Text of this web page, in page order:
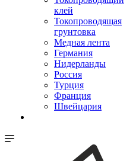
клей
Токопроводящая
грунтовка
Медная лента
Германия
Нидерланды
Россия
Турция
Франция
Швейцария